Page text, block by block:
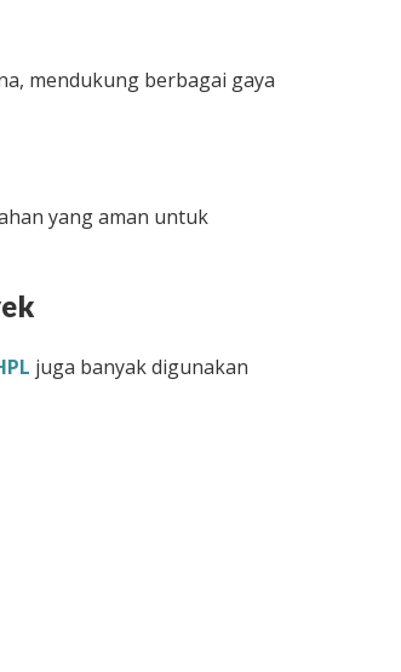
mendukung berbagai gaya
yang aman untuk
juga banyak digunakan